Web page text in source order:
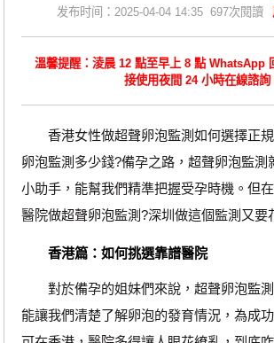
发布时间：2025-04-04 14:35 697次閱讀
溫馨提醒：淩晨 12 點至早上 8 點 WhatsApp
接使用夜間 24 小時在線諮詢
香港女性做超聲卵泡監測如何選擇正規
卵泡監測多少錢?備孕之路，超聲卵泡監測
小助手，能幫我們精準把握受孕時機。但
醫院做超聲卵泡監測?深圳做這個監測又要
香港篇：如何挑選靠譜醫院
對於備孕的姐妹們來說，超聲卵泡監測
能讓我們清楚了解卵泡的發育情況，為成